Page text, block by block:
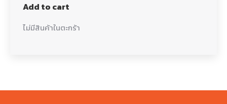
Add to cart
ไม่มีสินค้าในตะกร้า